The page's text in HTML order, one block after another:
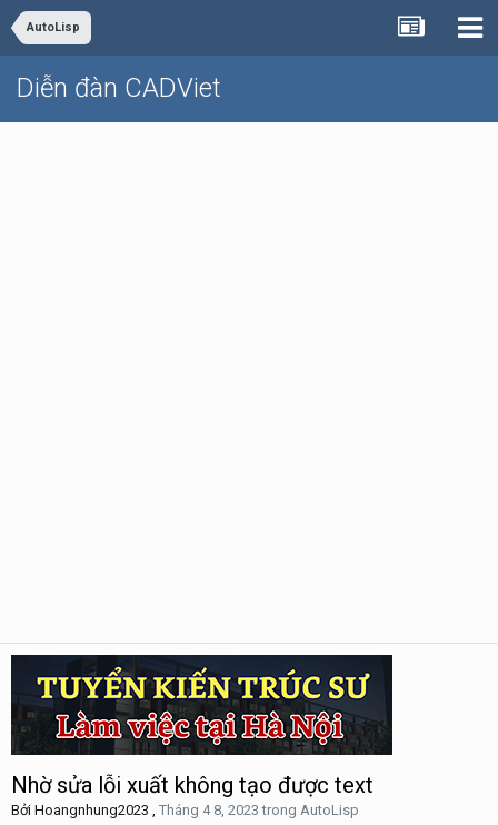
AutoLisp
Diễn đàn CADViet
Nhờ sửa lỗi xuất không tạo được text
Bởi Hoangnhung2023 , Tháng 4 8, 2023trong AutoLisp